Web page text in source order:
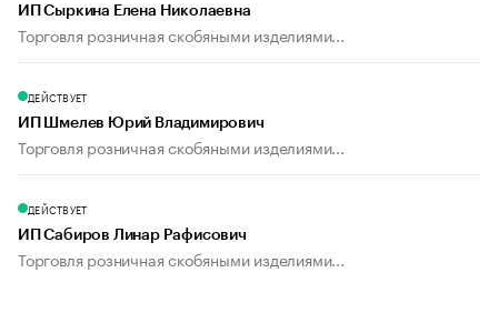
ИП Сыркина Елена Николаевна
Торговля розничная скобяными изделиями...
ДЕЙСТВУЕТ
ИП Шмелев Юрий Владимирович
Торговля розничная скобяными изделиями...
ДЕЙСТВУЕТ
ИП Сабиров Линар Рафисович
Торговля розничная скобяными изделиями...